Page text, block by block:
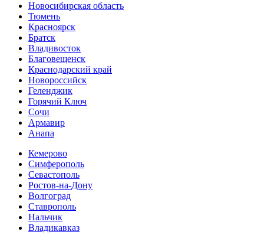
Новосибирская область
Тюмень
Красноярск
Братск
Владивосток
Благовещенск
Краснодарский край
Новороссийск
Геленджик
Горячий Ключ
Сочи
Армавир
Анапа
Кемерово
Симферополь
Севастополь
Ростов-на-Дону
Волгоград
Ставрополь
Нальчик
Владикавказ